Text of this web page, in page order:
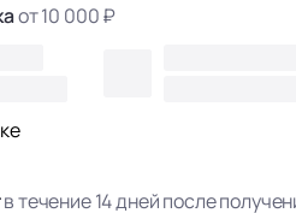
от 10 000 ₽
в течение 14 дней после